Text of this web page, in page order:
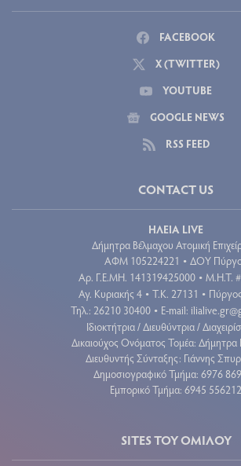
FACEBOOK
X (TWITTER)
YOUTUBE
GOOGLE NEWS
RSS FEED
CONTACT US
ΗΛΕΙΑ LIVE
Δήμητρα Βέλμαχου Ατομική
ΑΦΜ 105224221 • ΔΟΥ
Aρ. Γ.Ε.ΜΗ. 141319425000 • Μ.Η.Τ.
Αγ. Κυριακής 4 • Τ.Κ. 27131 •
Τηλ.: 26210 30400 • E-mail:
Ιδιοκτήτρια / Διευθύντρια /
Δικαιούχος Ονόματος Τομέα: Δήμητρα
Διευθυντής Σύνταξης: Γιάννης
Δημοσιογραφικό Τμήμα: 6976
Εμπορικό Τμήμα: 6945 556212
SITES ΤΟΥ ΟΜΙΛΟΥ